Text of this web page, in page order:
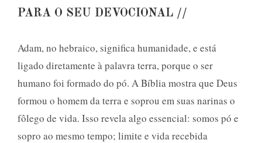
PARA O SEU DEVOCIONAL //
Adam, no hebraico, significa humanidade, e está
ligado diretamente à palavra terra, porque o ser
humano foi formado do pó. A Bíblia mostra que Deus
formou o homem da terra e soprou em suas narinas o
fôlego de vida. Isso revela algo essencial: somos pó e
sopro ao mesmo tempo; limite e vida recebida